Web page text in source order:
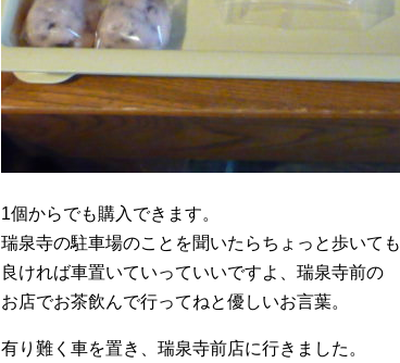
1個からでも購入できます。
瑞泉寺の駐車場のことを聞いたらちょっと歩いても
良ければ車置いていっていいですよ、瑞泉寺前の
お店でお茶飲んで行ってねと優しいお言葉。
有り難く車を置き、瑞泉寺前店に行きました。